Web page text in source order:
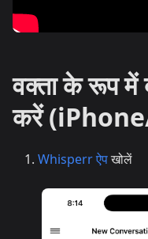
वक्ता के रूप में
करें
Whisperr ऐपखोलें